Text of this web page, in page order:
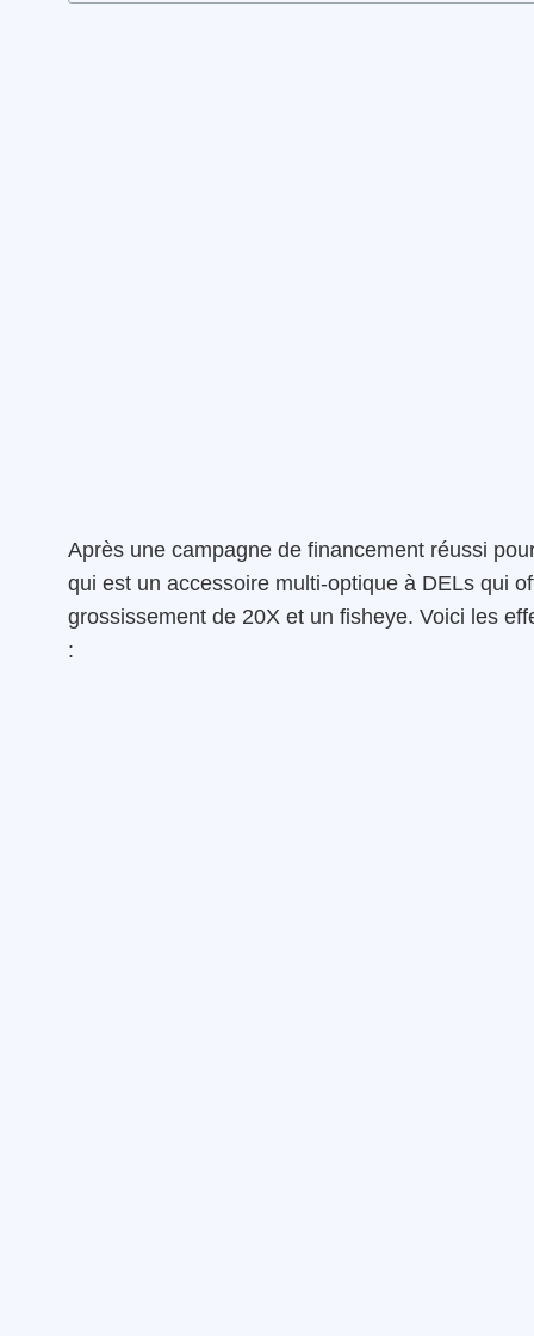
Après une campagne de financement réussi
qui est un accessoire multi-optique à DELs qui
grossissement de 20X et un fisheye. Voici les
: